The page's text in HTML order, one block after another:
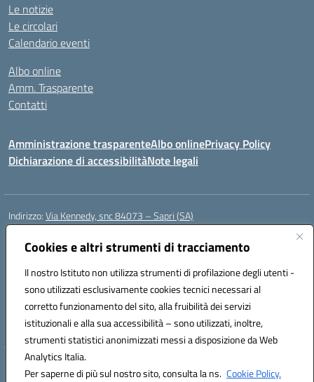
Cookies e altri strumenti di tracciamento
Il nostro Istituto non utilizza strumenti di profilazione degli utenti -
sono utilizzati esclusivamente cookies tecnici necessari al
corretto funzionamento del sito, alla fruibilità dei servizi
istituzionali e alla sua accessibilità – sono utilizzati, inoltre,
strumenti statistici anonimizzati messi a disposizione da Web
Analytics Italia.
Per saperne di più sul nostro sito, consulta la ns. Cookie Policy.
Le notizie
Le circolari
Calendario eventi
Albo online
Amm. Trasparente
Contatti
Amministrazione trasparenteAlbo onlinePrivacy Policy
Dichiarazione di accessibilitàNote legali
Indirizzo:Via Kennedy, snc 84073 – Sapri (SA)
Centralino:
Posta elettronica certificata (PEC):saic878008@pec.istruzione.it
Codice fiscale: 84002700650
Codice meccanografico:SAIC878008
Codice Indice delle Pubbliche Amministrazioni (IPA): istsc_saic878008
Codice unico di fatturazione (CUF): UFYPHY
Hosting & Powered by 3D Solution S.r.l.